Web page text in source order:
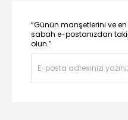
“Günün manşetlerini ve
sabah e-postanızdan
olun.”